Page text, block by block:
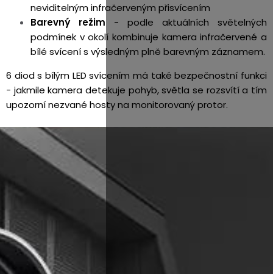
neviditelným infračerveným přisvícením
Barevný režim - podle aktuálních světelných
podmínek v okolí kombinuje kamera infračervené a
bílé svícení s výsledným plně barevným záznamem.
6 diod s bílým LED svícením má také bezpečnostní funkci
- jakmile kamera detekuje pohyb, světla se rozsvítí a tím
upozorní nezvané hosty na monitorovaný protor.